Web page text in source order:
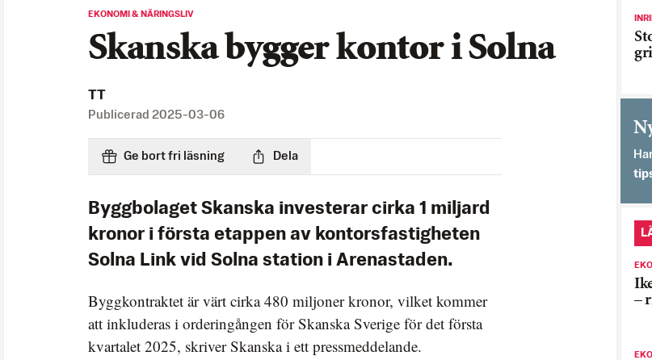
EKONOMI & NÄRINGSLIV
Skanska bygger kontor i Solna
TT
Publicerad 2025-03-06
Ge bort fri läsning Dela
Byggbolaget Skanska investerar cirka 1 miljard
kronor i första etappen av kontorsfastigheten
Solna Link vid Solna station i Arenastaden.
Byggkontraktet är värt cirka 480 miljoner kronor, vilket kommer
att inkluderas i orderingången för Skanska Sverige för det första
kvartalet 2025, skriver Skanska i ett pressmeddelande.
–